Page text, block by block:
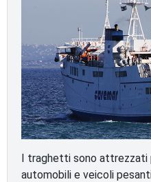
I traghetti sono attrezzati
automobili e veicoli